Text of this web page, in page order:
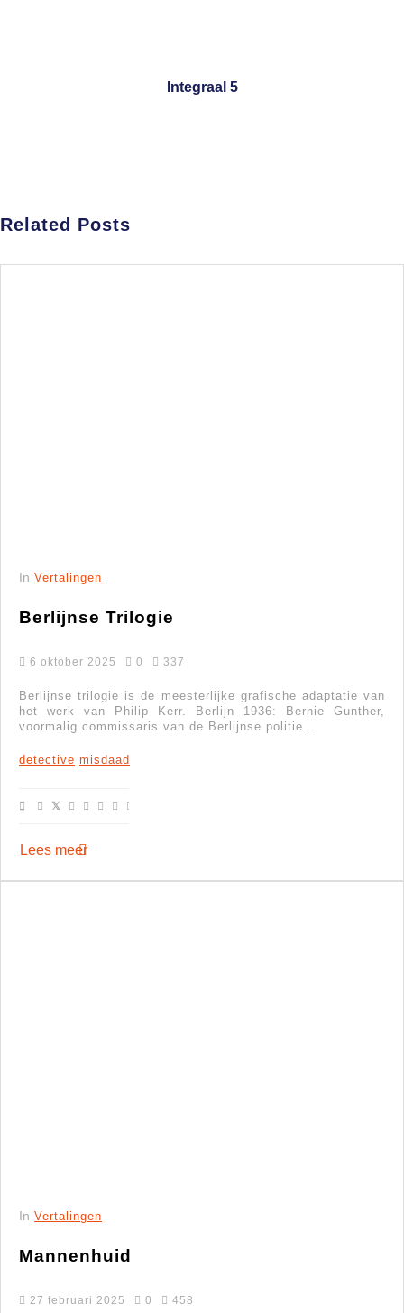
Integraal 5
Related Posts
In Vertalingen
Berlijnse Trilogie
6 oktober 2025 0 337
Berlijnse trilogie is de meesterlijke grafische adaptatie van
het werk van Philip Kerr. Berlijn 1936: Bernie Gunther,
voormalig commissaris van de Berlijnse politie...
detective misdaad
Lees meer
In Vertalingen
Mannenhuid
27 februari 2025 0 458